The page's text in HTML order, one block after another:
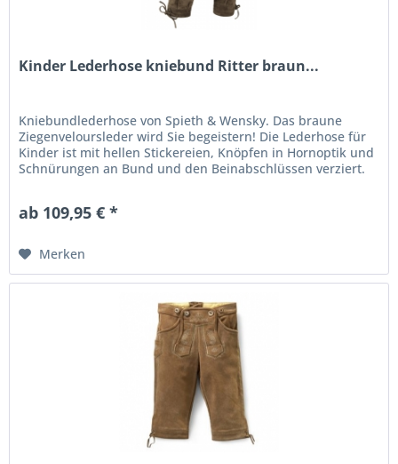
Kinder Lederhose kniebund Ritter braun...
Kniebundlederhose von Spieth & Wensky. Das braune
Ziegenveloursleder wird Sie begeistern! Die Lederhose für
Kinder ist mit hellen Stickereien, Knöpfen in Hornoptik und
Schnürungen an Bund und den Beinabschlüssen verziert.
ab 109,95 € *
Merken